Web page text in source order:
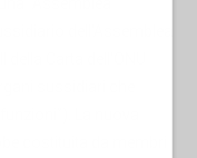
dell'Assemblea
Carta dell'ONU
sussidiari che
La nuova
costituita da membri